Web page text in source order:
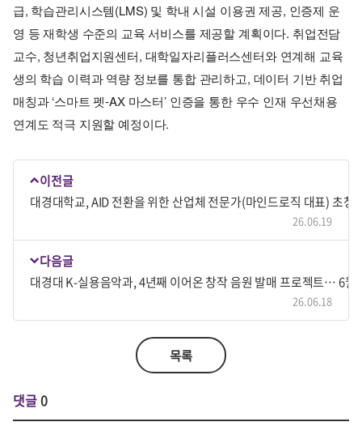
급, 학습관리시스템(LMS) 및 학내 시설 이용권 제공, 인증제 운
영 등 재학생 수준의 교육 서비스를 제공할 계획이다. 취업전담
교수, 청년취업지원센터, 대학일자리플러스센터와 연계해 교육
생의 학습 이력과 역량 정보를 통합 관리하고, 데이터 기반 취업
매칭과 ‘스마트 펫-AX 마스터’ 인증을 통한 우수 인재 우선채용
연계도 적극 지원할 예정이다.
이전글
대경대학교, AID 전환을 위한 산업체 전문가(마인드로직 대표) 초청
26.06.19
다음글
대경대 K-실용음악과, 4년째 이어온 창작 음원 발매 프로젝트… 6월
26.06.18
목록
댓글0